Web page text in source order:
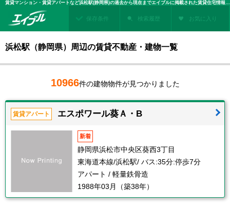
賃貸マンション・賃貸アパートなど浜松駅(静岡県)の過去から現在までエイブルに掲載された賃貸住宅情報・建物情報を検索！不動産賃貸を探すなら、お部屋探しのエイブル
保存条件 検索履歴 お気に入り
浜松駅（静岡県）周辺の賃貸不動産・建物一覧
10966件の建物物件が見つかりました
賃貸アパート エスポワール葵Ａ・B
新着
静岡県浜松市中央区葵西3丁目
東海道本線/浜松駅/ バス:35分:停歩7分
アパート / 軽量鉄骨造
1988年03月（築38年）